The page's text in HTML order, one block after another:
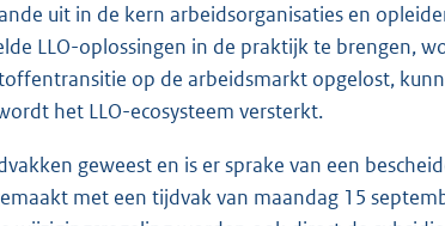
uit in de kern arbeidsorganisaties en
LLO-oplossingen in de praktijk te brengen,
op de arbeidsmarkt opgelost,
het LLO-ecosysteem versterkt.
geweest en is er sprake van een
met een tijdvak van maandag 15